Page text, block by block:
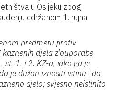
u Osijeku zbog
održanom 1. rujna
predmetu protiv
djela zlouporabe
st. 1. i 2. KZ-a, iako ga je
je dužan iznositi istinu i da
djelo; svjesno neistinito